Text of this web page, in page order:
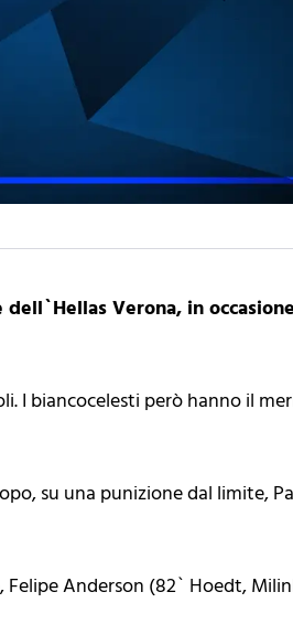
Verona, in
I biancocelesti però hanno il
su una punizione dal limite,
Anderson (82` Hoedt,